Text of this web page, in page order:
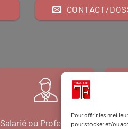
Pour offrir les
pour stocker et/ou
CONTACT/
Salarié ou Professionnel